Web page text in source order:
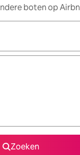
boten op
beschikbaar zijn,
Zoeken